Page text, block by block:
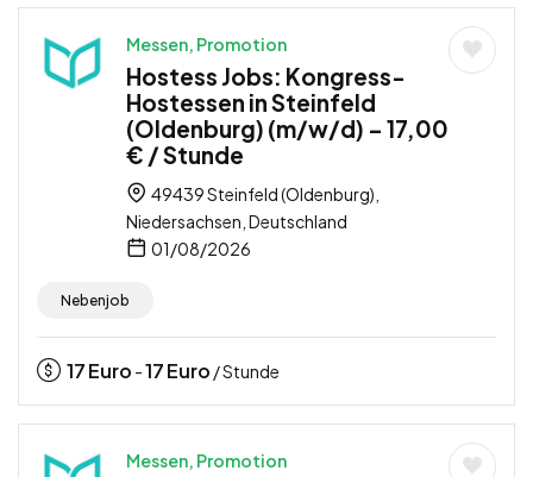
Messen, Promotion
Hostess Jobs: Kongress-
Hostessen in Steinfeld
(Oldenburg) (m/w/d) – 17,00
€ / Stunde
49439 Steinfeld (Oldenburg),
Niedersachsen, Deutschland
01/08/2026
Nebenjob
17Euro -17Euro / Stunde
Messen, Promotion